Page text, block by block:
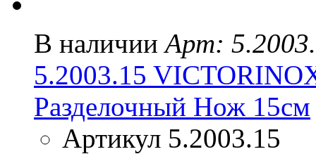
В наличии Арт:
5.2003.15
Разделочный Нож 15см
Артикул 5.2003.15